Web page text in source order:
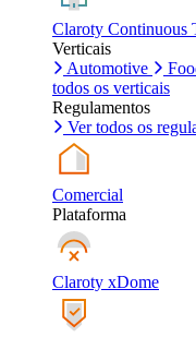
Claroty Continuous
Verticais
Automotive
todos os verticais
Regulamentos
Ver todos os
Comercial
Plataforma
Claroty xDome